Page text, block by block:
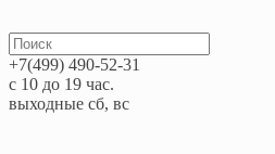
+7(499) 490-52-31
с 10 до 19 час.
выходные сб, вс